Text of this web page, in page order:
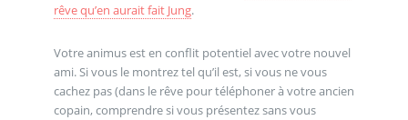
rêve qu’en aurait fait Jung.
Votre animus est en conflit potentiel avec votre nouvel
ami. Si vous le montrez tel qu’il est, si vous ne vous
cachez pas (dans le rêve pour téléphoner à votre ancien
copain, comprendre si vous présentez sans vous